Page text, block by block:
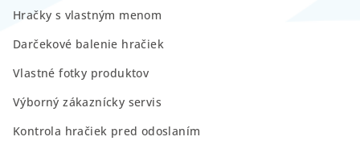
Hračky s vlastným menom
Darčekové balenie hračiek
Vlastné fotky produktov
Výborný zákaznícky servis
Kontrola hračiek pred odoslaním